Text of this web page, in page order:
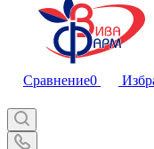
Сравнение0